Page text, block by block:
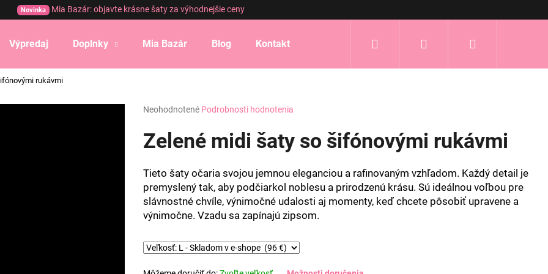
Novinka Mia Bazár: objavte krásne šaty za výhodnejšie ceny
Výpredaj Doplnky Mia Bazár Blog Kontakt Prihlásenie
rukávmi
Priemerné
produktu
je
5
hviezdičiek.
Neohodnotené Podrobnosti hodnotenia
Zelené midi šaty so šifónovými rukávmi
Tieto šaty očaria svojou jemnou eleganciou a rafinovaným vzhľadom. Každý detail je
premyslený tak, aby podčiarkol noblesu a prirodzenú krásu. Sú ideálnou voľbou pre
slávnostné chvíle, výnimočné udalosti aj momenty, keď chcete pôsobiť upravene a
výnimočne. Vzadu sa zapínajú zipsom.
Čo potrebujete nájsť?
HĽADAŤ